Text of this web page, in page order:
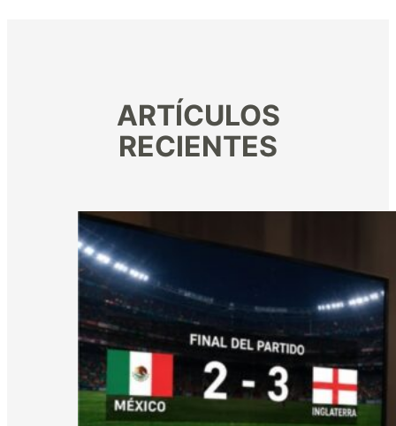
ARTÍCULOS
RECIENTES